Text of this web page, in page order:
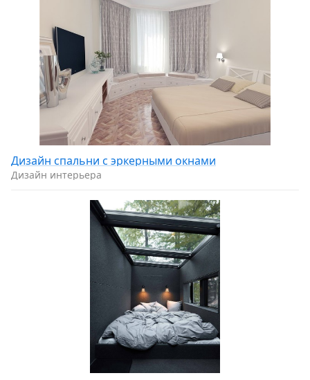
Дизайн спальни с эркерными окнами
Дизайн интерьера